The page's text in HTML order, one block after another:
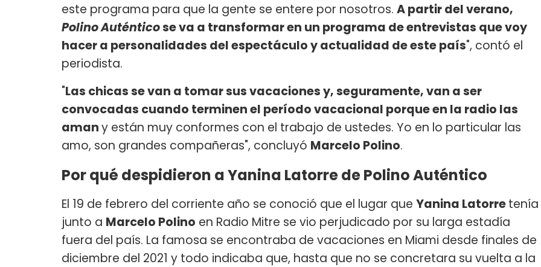
este programa para que la gente se entere por nosotros. A partir del verano,
Polino Auténticose va a transformar en un programa de entrevistas que voy
hacer a personalidades del espectáculo y actualidad de este país", contó el
periodista.
"Las chicas se van a tomar sus vacaciones y, seguramente, van a ser
convocadas cuando terminen el período vacacional porque en la radio las
amany están muy conformes con el trabajo de ustedes. Yo en lo particular las
amo, son grandes compañeras", concluyó Marcelo Polino.
Por qué despidieron a Yanina Latorre de Polino Auténtico
El 19 de febrero del corriente año se conoció que el lugar que Yanina Latorretenía
junto a Marcelo Polino en Radio Mitre se vio perjudicado por su larga estadía
fuera del país. La famosa se encontraba de vacaciones en Miami desde finales de
diciembre del 2021 y todo indicaba que, hasta que no se concretara su vuelta a la